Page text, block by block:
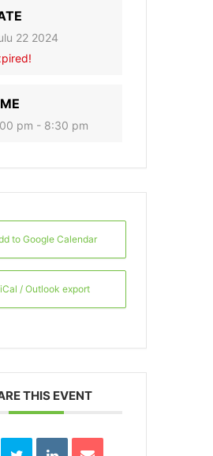
22 2024
pm - 8:30 pm
to Google Calendar
/ Outlook export
THIS EVENT